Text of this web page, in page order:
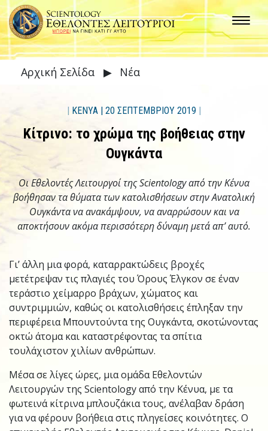
Αρχική Σελίδα ▶ Νέα
| ΚΕΝΥΑ | 20 ΣΕΠΤΕΜΒΡΙΟΥ 2019 |
Κίτρινο: το χρώμα της βοήθειας στην
Ουγκάντα
Οι Εθελοντές Λειτουργοί της Scientology από την Κένυα
βοήθησαν τα θύματα των κατολισθήσεων στην Ανατολική
Ουγκάντα να ανακάμψουν, να αναρρώσουν και να
αποκτήσουν ακόμα περισσότερη δύναμη μετά απ’ αυτό.
Γι’ άλλη μια φορά, καταρρακτώδεις βροχές
μετέτρεψαν τις πλαγιές του Όρους Έλγκον σε έναν
τεράστιο χείμαρρο βράχων, χώματος και
συντριμμιών, καθώς οι κατολισθήσεις έπληξαν την
περιφέρεια Μπουντούντα της Ουγκάντα, σκοτώνοντας
οκτώ άτομα και καταστρέφοντας τα σπίτια
τουλάχιστον χιλίων ανθρώπων.
Μέσα σε λίγες ώρες, μια ομάδα Εθελοντών
Λειτουργών της Scientology από την Κένυα, με τα
φωτεινά κίτρινα μπλουζάκια τους, ανέλαβαν δράση
για να φέρουν βοήθεια στις πληγείσες κοινότητες. Ο